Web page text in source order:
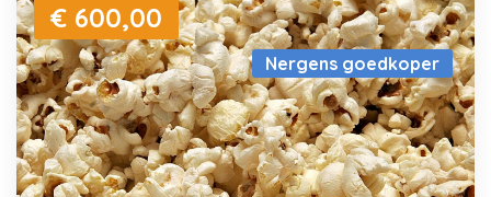
Nergens goedkoper
€ 600,00